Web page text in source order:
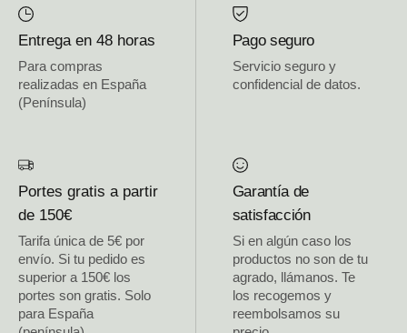
Entrega en 48 horas
Para compras
realizadas en España
(Península)
Pago seguro
Servicio seguro y
confidencial de datos.
Portes gratis a partir
de 150€
Tarifa única de 5€ por
envío. Si tu pedido es
superior a 150€ los
portes son gratis. Solo
para España
Garantía de
satisfacción
Si en algún caso los
productos no son de tu
agrado, llámanos. Te
los recogemos y
reembolsamos su